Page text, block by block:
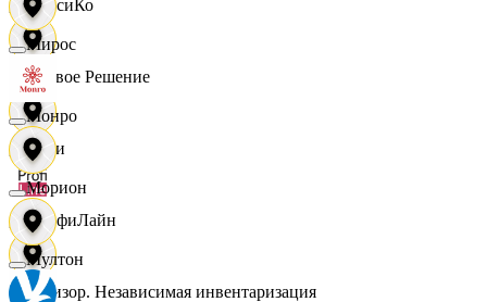
ПепсиКо
Первое Решение
Пери
ПрофиЛайн
Ревизор. Независимая инвентаризация
Мирос
Монро
Морион
Мултон